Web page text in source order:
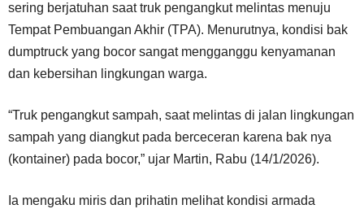
sering berjatuhan saat truk pengangkut melintas menuju
Tempat Pembuangan Akhir (TPA). Menurutnya, kondisi bak
dumptruck yang bocor sangat mengganggu kenyamanan
dan kebersihan lingkungan warga.
“Truk pengangkut sampah, saat melintas di jalan lingkungan
sampah yang diangkut pada berceceran karena bak nya
(kontainer) pada bocor,” ujar Martin, Rabu (14/1/2026).
Ia mengaku miris dan prihatin melihat kondisi armada